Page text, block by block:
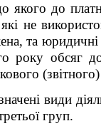
якого до
не
та юридичні
обсяг
види
груп.